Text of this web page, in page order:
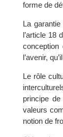
forme de
La
l’article 18
l’avenir,
Le rôle
principe
valeurs
notion de